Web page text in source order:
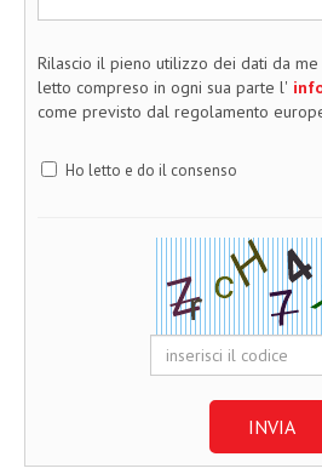
Rilascio il pieno utilizzo dei dati da
letto compreso in ogni sua parte l'
come previsto dal regolamento
Ho letto e do il consenso
INVIA